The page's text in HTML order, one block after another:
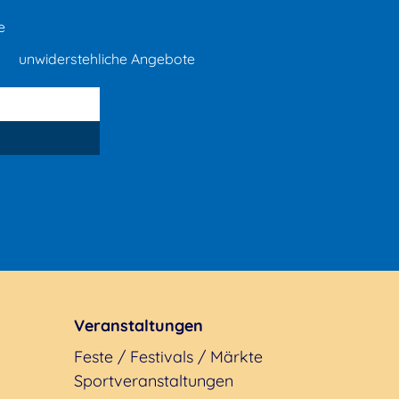
unwiderstehliche Angebote
Veranstaltungen
Feste / Festivals / Märkte
Sportveranstaltungen